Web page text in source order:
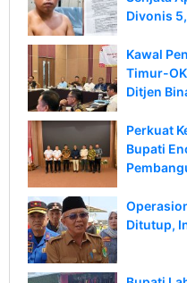
Divonis
Kawal
Timur-
Ditjen
Perkuat
Bupati
Ditutup,